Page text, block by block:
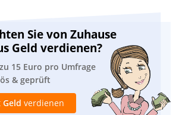
Sie von Zuhause
Geld verdienen?
15 Euro pro Umfrage
& geprüft
Geld verdienen